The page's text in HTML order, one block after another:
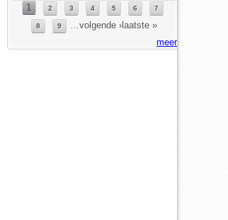
Pagina's
1 2 3 4 5 6 7
8 9 …volgende › laatste »
meer